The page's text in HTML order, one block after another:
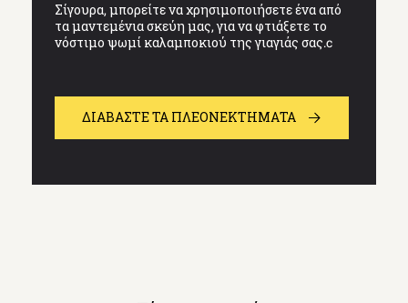
Σίγουρα, μπορείτε να χρησιμοποιήσετε ένα από
τα μαντεμένια σκεύη μας, για να φτιάξετε το
νόστιμο ψωμί καλαμποκιού της γιαγιάς σας.c
ΔΙΑΒΆΣΤΕ ΤΑ ΠΛΕΟΝΕΚΤΗΜΑΤΑ